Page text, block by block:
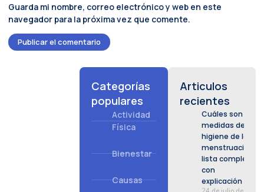
Guarda mi nombre, correo electrónico y web en este
navegador para la próxima vez que comente.
Categorías
populares
Actividad
Física
Bienestar
Causas
Articulos
recientes
Cuáles son las
medidas de
higiene de la
menstruación:
lista completa
con
explicación